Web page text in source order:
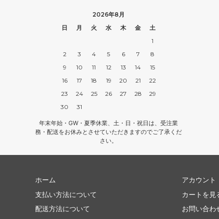
2026年8月
日
月 火 水 木 金
土
1
2
3 4 5 6 7
8
9
10 11 12 13 14
15
16
17 18 19 20 21
22
23
24 25 26 27 28
29
30
31
年末年始・GW・夏季休業、土・日・祝日は、受注業
務・配送をお休みとさせていただきますのでご了承くだ
さい。
ホーム
支払い方法について
配送方法について
アカウント
カートを見
お問い合わ